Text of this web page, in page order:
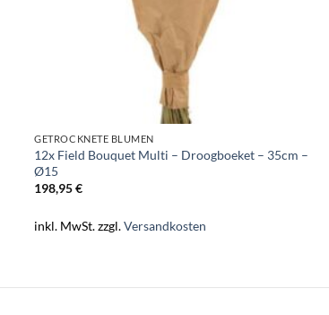
GETROCKNETE BLUMEN
12x Field Bouquet Multi – Droogboeket – 35cm –
Ø15
198,95€
inkl. MwSt.zzgl.Versandkosten